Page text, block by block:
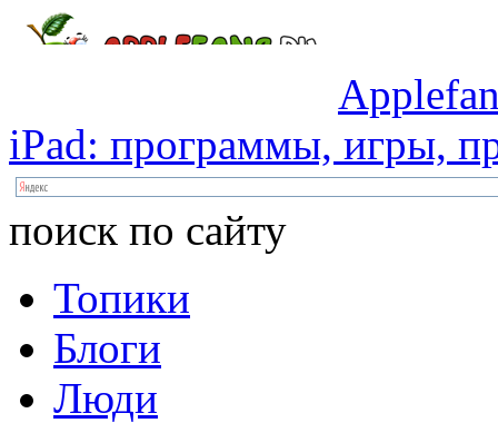
iPad: программы, игры,
поиск по сайту
Топики
Блоги
Люди